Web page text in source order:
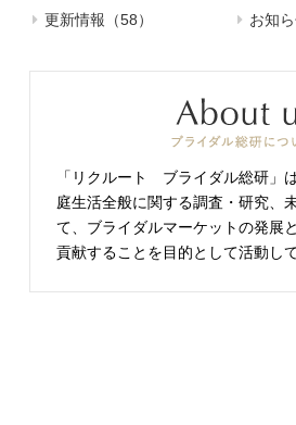
更新情報（58） お知ら
「リクルート ブライダル総研」
庭生活全般に関する調査・研究、
て、ブライダルマーケットの発展
貢献することを目的として活動し